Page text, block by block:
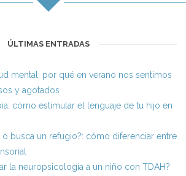
ÚLTIMAS ENTRADAS
mental: por qué en verano nos sentimos
y agotados
cómo estimular el lenguaje de tu hijo en
o busca un refugio?: cómo diferenciar entre
la neuropsicología a un niño con TDAH?